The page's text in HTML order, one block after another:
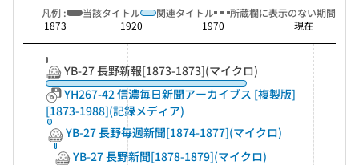
凡例 : 当該タイトル 関連タイトル
所蔵欄に表示のない期間
1873
1920 1970 現在
YB-27 長野新報[1873-1873](マイクロ)
YH267-42 信濃毎日新聞アーカイブス [複製版]
[1873-1988](記録メディア)
YB-27 長野毎週新聞[1874-1877](マイクロ)
YB-27 長野新聞[1878-1879](マイクロ)